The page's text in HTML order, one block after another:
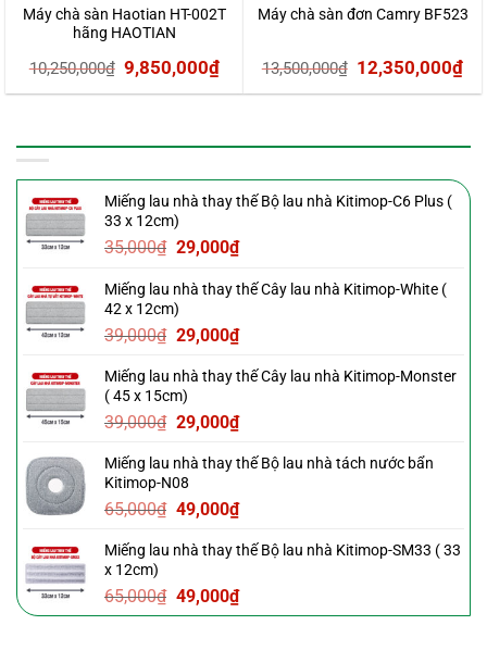
Máy chà sàn Haotian HT-002T
hãng HAOTIAN
10,250,000₫ Giá
gốc
10,250,000₫.
9,850,000₫Giá
hiện
là:
9,850,000₫.
Máy chà sàn đơn Camry BF523
13,500,000₫ Giá
gốc
13,500,000₫.
12,350,000₫
là:
Miếng lau nhà thay thế Bộ lau nhà Kitimop-C6 Plus (
33 x 12cm)
35,000₫ Giá
là:
35,000₫.
29,000₫Giá
tại
29,000₫.
Miếng lau nhà thay thế Cây lau nhà Kitimop-White (
42 x 12cm)
39,000₫ Giá
là:
39,000₫.
29,000₫Giá
tại
29,000₫.
Miếng lau nhà thay thế Cây lau nhà Kitimop-Monster
( 45 x 15cm)
39,000₫ Giá
là:
39,000₫.
29,000₫Giá
tại
29,000₫.
Miếng lau nhà thay thế Bộ lau nhà tách nước bẩn
Kitimop-N08
65,000₫ Giá
là:
49,000₫Giá
tại
49,000₫.
Miếng lau nhà thay thế Bộ lau nhà Kitimop-SM33 ( 33
x 12cm)
65,000₫ Giá
gốc
49,000₫Giá
hiện